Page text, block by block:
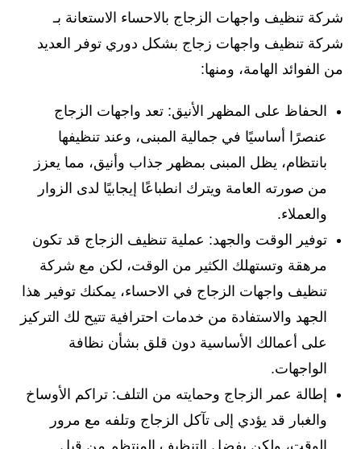
شركة تنظيف واجهات الزجاج بالاحساء الاستعانة بـ
شركة تنظيف واجهات زجاج بشكل دوري توفر العديد
من الفوائد الهامة، ومنها:
الحفاظ على المظهر الأنيق: تعد واجهات الزجاج
عنصرًا أساسيًا في جمالية المبنى، وعند تنظيفها
بانتظام، يظل المبنى بمظهر جذاب وأنيق، مما يعزز
من صورته العامة ويترك انطباعًا إيجابيًا لدى الزوار
والعملاء.
توفير الوقت والجهد: عملية تنظيف الزجاج قد تكون
مرهقة وتستهلك الكثير من الوقت، لكن مع شركة
تنظيف واجهات الزجاج في الاحساء، يمكنك توفير هذا
الجهد والاستفادة من خدمات احترافية تتيح لك التركيز
على أعمالك الأساسية دون قلق بشأن نظافة
الواجهات.
إطالة عمر الزجاج وحمايته من التلف: تراكم الأوساخ
والغبار قد يؤدي إلى تآكل الزجاج وتلفه مع مرور
الوقت، ولكن بفضل التنظيف المنتظم من قبل